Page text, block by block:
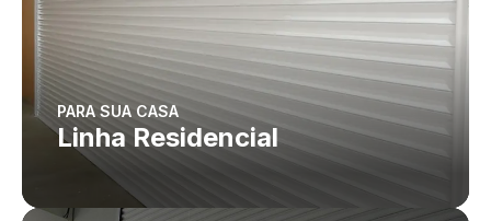
PARA SUA CASA
Linha Residencial